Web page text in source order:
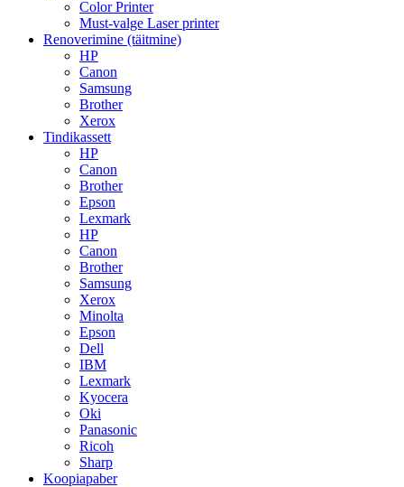
Color Printer
Must-valge Laser printer
Renoverimine (täitmine)
HP
Canon
Samsung
Brother
Xerox
Tindikassett
HP
Canon
Brother
Epson
Lexmark
HP
Canon
Brother
Samsung
Xerox
Minolta
Epson
Dell
IBM
Lexmark
Kyocera
Oki
Panasonic
Ricoh
Sharp
Koopiapaber